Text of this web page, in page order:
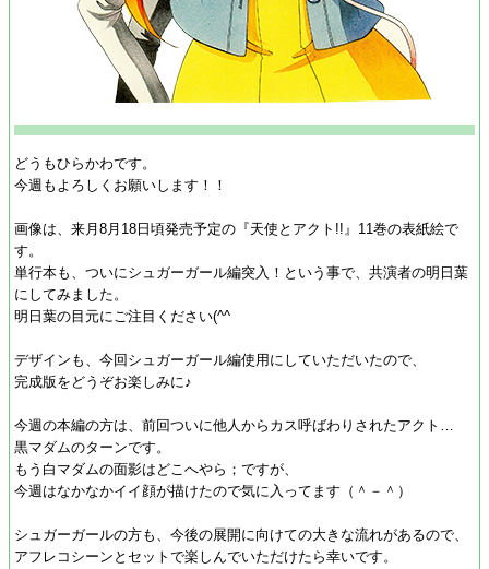
どうもひらかわです。
今週もよろしくお願いします！！
画像は、来月8月18日頃発売予定の『天使とアクト!!』11巻の表紙絵で
す。
単行本も、ついにシュガーガール編突入！という事で、共演者の明日葉
にしてみました。
明日葉の目元にご注目ください(^^ゞ
デザインも、今回シュガーガール編使用にしていただいたので、
完成版をどうぞお楽しみに♪
今週の本編の方は、前回ついに他人からカス呼ばわりされたアクト…
黒マダムのターンです。
もう白マダムの面影はどこへやら；ですが、
今週はなかなかイイ顔が描けたので気に入ってます（＾－＾）
シュガーガールの方も、今後の展開に向けての大きな流れがあるので、
アフレコシーンとセットで楽しんでいただけたら幸いです。